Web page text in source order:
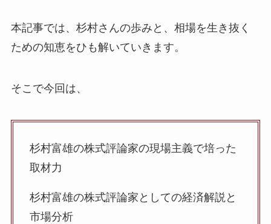
本記事では、杉村さんの歩みと、相場を生き抜く
ための知恵をひも解いていきます。
そこで今回は、
杉村富雄の株式評論家の現場主義で培った
取材力
杉村富雄の株式評論家としての経済解説と
市場分析